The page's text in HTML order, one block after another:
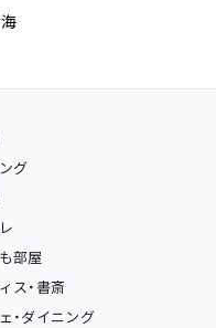
グ
部屋
ス・書斎
・ダイニング